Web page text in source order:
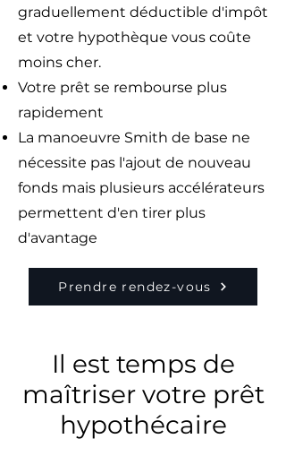
graduellement déductible d'impôt
et votre hypothèque vous coûte
moins cher.
Votre prêt se rembourse plus
rapidement
La manoeuvre Smith de base ne
nécessite pas l'ajout de nouveau
fonds mais plusieurs accélérateurs
permettent d'en tirer plus
d'avantage
Prendre rendez-vous
Il est temps de
maîtriser votre prêt
hypothécaire